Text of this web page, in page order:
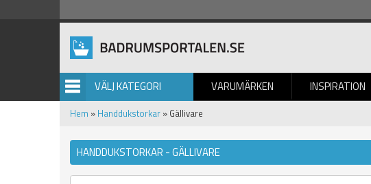
VÄLJ KATEGORI VARUMÄRKEN INSPIRATION
BILDGALLERI
Hem » Handdukstorkar » Gällivare
HANDDUKSTORKAR - GÄLLIVARE